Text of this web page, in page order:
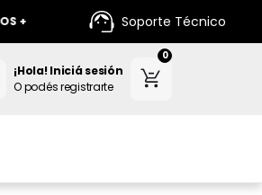
+ 12 CUOTAS SIN INTERES +
Soporte Técnico
¡Hola! Iniciá sesión
O podés registrarte
0